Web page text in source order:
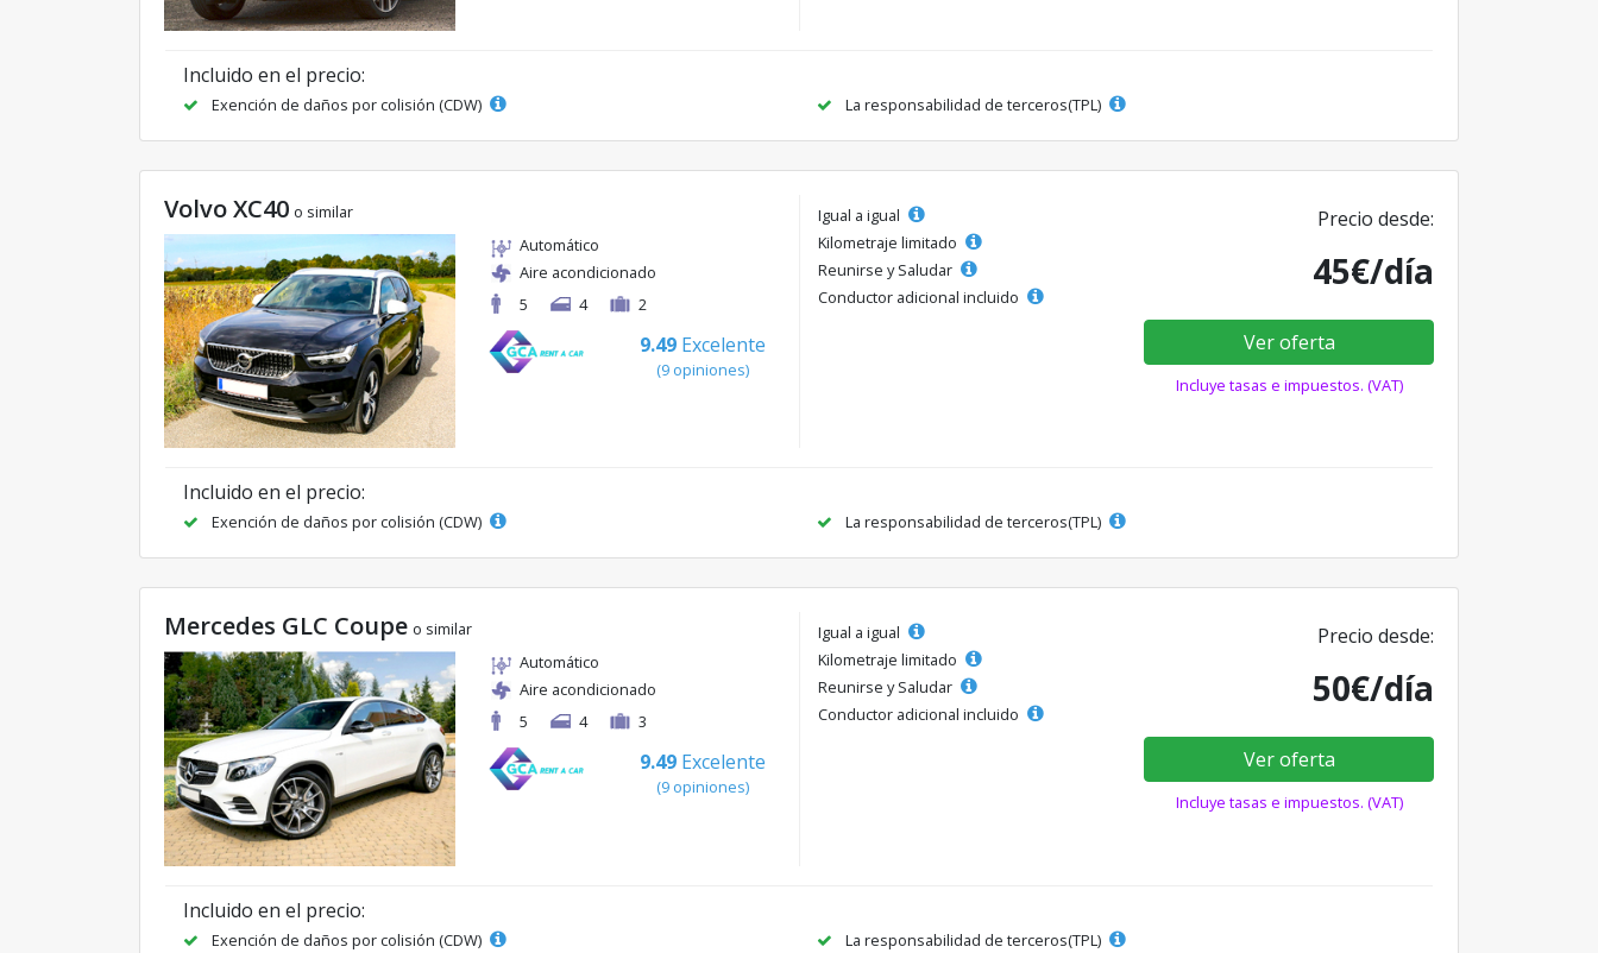
Incluido en el precio:
Exención de daños por colisión (CDW) La responsabilidad de terceros(TPL)
Volvo XC40 o similar
Automático
Aire acondicionado
5
4 2
9.49 Excelente
(9 opiniones)
Igual a igual
Kilometraje limitado
Reunirse y Saludar
Conductor adicional incluido
Precio desde:
45€/día
Ver oferta
Incluye tasas e impuestos. (VAT)
Incluido en el precio:
Exención de daños por colisión (CDW) La responsabilidad de terceros(TPL)
Mercedes GLC Coupe o similar
Automático
Aire acondicionado
5
4 3
9.49 Excelente
(9 opiniones)
Igual a igual
Kilometraje limitado
Reunirse y Saludar
Conductor adicional incluido
Precio desde:
50€/día
Ver oferta
Incluye tasas e impuestos. (VAT)
Incluido en el precio:
Exención de daños por colisión (CDW) La responsabilidad de terceros(TPL)